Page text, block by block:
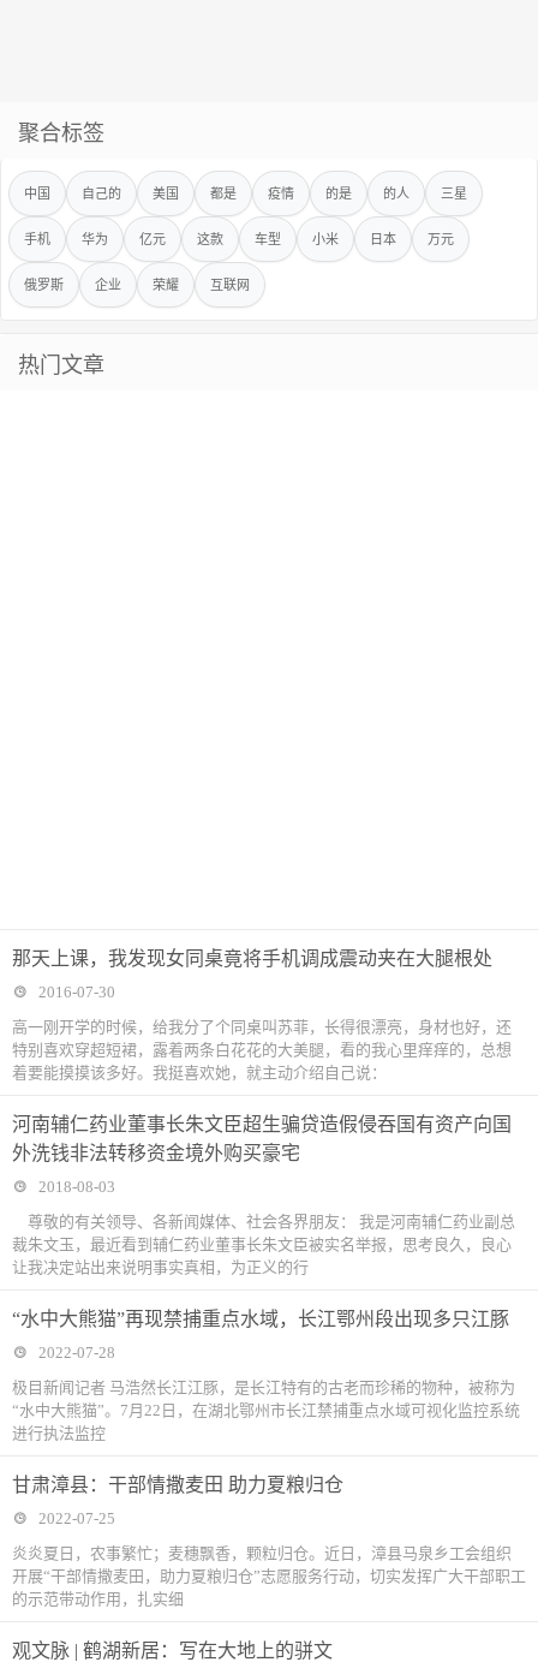
聚合标签
中国 自己的 美国 都是 疫情 的是 的人 三星
手机 华为 亿元 这款 车型 小米 日本 万元
俄罗斯 企业 荣耀 互联网
热门文章
那天上课，我发现女同桌竟将手机调成震动夹在大腿根处
2016-07-30
高一刚开学的时候，给我分了个同桌叫苏菲，长得很漂亮，身材也好，还
特别喜欢穿超短裙，露着两条白花花的大美腿，看的我心里痒痒的，总想
着要能摸摸该多好。我挺喜欢她，就主动介绍自己说：
河南辅仁药业董事长朱文臣超生骗贷造假侵吞国有资产向国
外洗钱非法转移资金境外购买豪宅
2018-08-03
尊敬的有关领导、各新闻媒体、社会各界朋友： 我是河南辅仁药业副总
裁朱文玉，最近看到辅仁药业董事长朱文臣被实名举报，思考良久，良心
让我决定站出来说明事实真相，为正义的行
“水中大熊猫”再现禁捕重点水域，长江鄂州段出现多只江豚
2022-07-28
极目新闻记者 马浩然长江江豚，是长江特有的古老而珍稀的物种，被称为
“水中大熊猫”。7月22日，在湖北鄂州市长江禁捕重点水域可视化监控系统
进行执法监控
甘肃漳县：干部情撒麦田 助力夏粮归仓
2022-07-25
炎炎夏日，农事繁忙；麦穗飘香，颗粒归仓。近日，漳县马泉乡工会组织
开展“干部情撒麦田，助力夏粮归仓”志愿服务行动，切实发挥广大干部职工
的示范带动作用，扎实细
观文脉 | 鹤湖新居：写在大地上的骈文